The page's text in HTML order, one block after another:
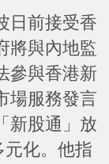
日前接受香
將與內地監
參與香港新
場服務發言
新股通」放
化。他指